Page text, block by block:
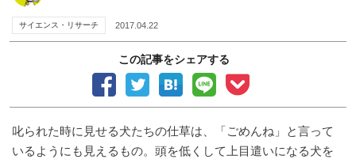
サイエンス・リサーチ 2017.04.22
この記事をシェアする
叱られた時に見せる犬たちの仕草は、「ごめんね」と言って
いるようにも見えるもの。頭を低くして上目遣いになる犬を